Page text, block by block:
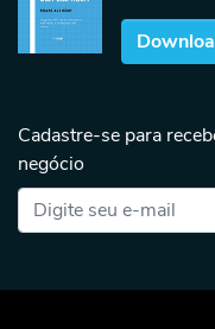
Cadastre-se para
negócio